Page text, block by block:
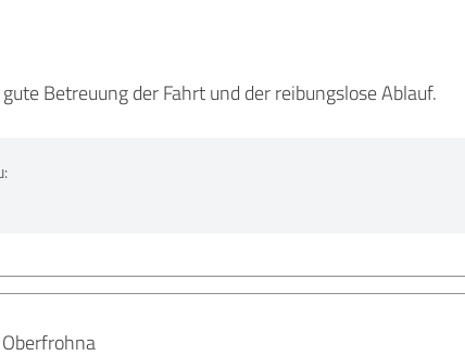
Betreuung der Fahrt und der reibungslose Ablauf.